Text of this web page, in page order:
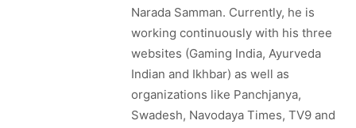
Narada Samman. Currently, he is
working continuously with his three
websites (Gaming India, Ayurveda
Indian and Ikhbar) as well as
organizations like Panchjanya,
Swadesh, Navodaya Times, TV9 and